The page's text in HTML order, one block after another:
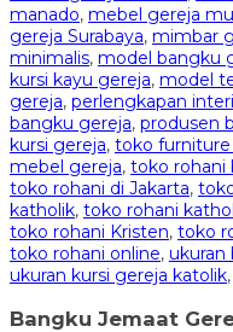
manado, mebel gereja
gereja Surabaya, mimbar
minimalis, model bangku
kursi kayu gereja, model
gereja, perlengkapan
bangku gereja, produsen
kursi gereja, toko furniture
mebel gereja, toko rohani
toko rohani di Jakarta,
katholik, toko rohani
toko rohani Kristen, toko
toko rohani online, ukuran
ukuran kursi gereja katolik,
Bangku Jemaat